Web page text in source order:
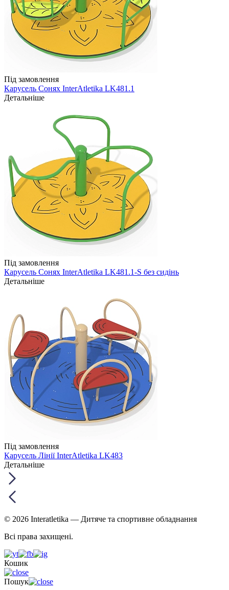
Під замовлення
Карусель Сонях InterAtletika LK481.1
Детальніше
Під замовлення
Карусель Сонях InterAtletika LK481.1-S без сидінь
Детальніше
Під замовлення
Карусель Лінії InterAtletika LK483
Детальніше
© 2026 Interatletika — Дитяче та спортивне обладнання
Всі права захищені.
Кошик
Пошук